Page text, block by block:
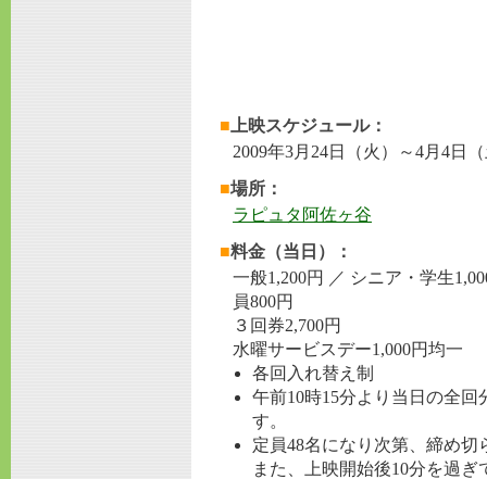
■ 上映スケジュール：
2009年3月24日（火）～4月4日
■場所：
ラピュタ阿佐ヶ谷
■料金（当日）：
一般1,200円 ／ シニア・学生
員800円
３回券2,700円
水曜サービスデー1,000円均一
各回入れ替え制
午前10時15分より当日の全
す。
定員48名になり次第、締め切
また、上映開始後10分を過